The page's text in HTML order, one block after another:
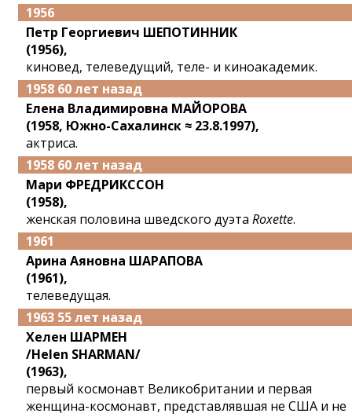
1956
Петр Георгиевич ШЕПОТИННИК
(1956),
киновед, телеведущий, теле- и киноакадемик.
1958 60 лет назад
Елена Владимировна МАЙОРОВА
(1958, Южно-Сахалинск ≈ 23.8.1997),
актриса.
1958 60 лет назад
Мари ФРЕДРИКССОН
(1958),
женская половина шведского дуэта Roxette.
1961
Арина Аяновна ШАРАПОВА
(1961),
телеведущая.
1963 55 лет назад
Хелен ШАРМЕН
/Helen SHARMAN/
(1963),
первый космонавт Великобритании и первая
женщина-космонавт, представлявшая не США и не